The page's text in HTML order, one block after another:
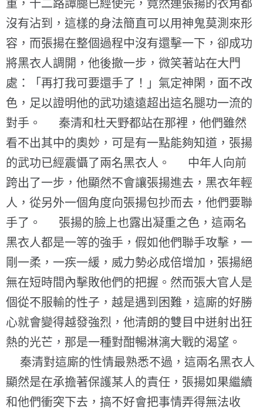
重，十二路譚腿已經使完，竟然連張揚的衣角都
沒有沾到，這樣的身法簡直可以用神鬼莫測來形
容，而張揚在整個過程中沒有還擊一下，卻成功
將黑衣人調開，他後撤一步，微笑著站在大門
處：「再打我可要還手了！」氣定神閑，面不改
色，足以證明他的武功遠遠超出這名腿功一流的
對手。 秦清和杜天野都站在那裡，他們雖然
看不出其中的奧妙，可是有一點能夠知道，張揚
的武功已經震懾了兩名黑衣人。 中年人向前
跨出了一步，他顯然不會讓張揚進去，黑衣年輕
人，從另外一個角度向張揚包抄而去，他們要聯
手了。 張揚的臉上也露出凝重之色，這兩名
黑衣人都是一等的強手，假如他們聯手攻擊，一
剛一柔，一疾一緩，威力勢必成倍增加，張揚絕
無在短時間內擊敗他們的把握。然而張大官人是
個從不服輸的性子，越是遇到困難，這廝的好勝
心就會變得越發強烈，他清朗的雙目中迸射出狂
熱的光芒，那是一種對酣暢淋漓大戰的渴望。
秦清對這廝的性情最熟悉不過，這兩名黑衣人
顯然是在承擔著保護某人的責任，張揚如果繼續
和他們衝突下去，搞不好會把事情弄得無法收